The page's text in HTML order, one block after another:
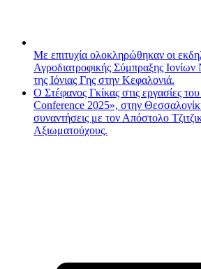
Με επιτυχία ολοκληρώθηκαν οι
Αγροδιατροφικής Σύμπραξης
της Ιόνιας Γης στην Κεφαλονιά.
Ο Στέφανος Γκίκας στις εργασίες
Conference 2025», στην
συναντήσεις με τον Απόστολο
Αξιωματούχους.